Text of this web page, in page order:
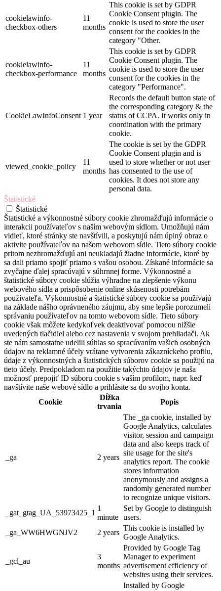
cookielawinfo-
checkbox-others
11
months
This cookie is set by GDPR
Cookie Consent plugin. The
cookie is used to store the user
consent for the cookies in the
category "Other.
cookielawinfo-
checkbox-performance
11
months
This cookie is set by GDPR
Cookie Consent plugin. The
cookie is used to store the user
consent for the cookies in the
category "Performance".
CookieLawInfoConsent 1 year
Records the default button state of
the corresponding category & the
status of CCPA. It works only in
coordination with the primary
cookie.
viewed_cookie_policy
11
months
The cookie is set by the GDPR
Cookie Consent plugin and is
used to store whether or not user
has consented to the use of
cookies. It does not store any
personal data.
Štatistické
Štatistické
Štatistické a výkonnostné súbory cookie zhromažďujú informácie o
interakcii používateľov s naším webovým sídlom. Umožňujú nám
vidieť, ktoré stránky ste navštívili, a poskytujú nám úplný obraz o
aktivite používateľov na našom webovom sídle. Tieto súbory cookie
pritom nezhromažďujú ani neukladajú žiadne informácie, ktoré by
sa dali priamo spojiť priamo s vašou osobou. Získané informácie sa
zvyčajne ďalej spracúvajú v súhrnnej forme. Výkonnostné a
štatistické súbory cookie slúžia výhradne na zlepšenie výkonu
webového sídla a prispôsobenie online skúsenosti potrebám
používateľa. Výkonnostné a štatistické súbory cookie sa používajú
na základe nášho oprávneného záujmu, aby sme lepšie porozumeli
správaniu používateľov na tomto webovom sídle. Tieto súbory
cookie však môžete kedykoľvek deaktivovať pomocou nižšie
uvedených tlačidiel alebo cez nastavenia v svojom prehliadači. Ak
ste nám samostatne udelili súhlas so spracúvaním vašich osobných
údajov na reklamné účely vrátane vytvorenia zákazníckeho profilu,
údaje z výkonnostných a štatistických súborov cookie sa použijú na
tieto účely. Predpokladom na použitie takýchto údajov je naša
možnosť prepojiť ID súboru cookie s vaším profilom, napr. keď
navštívite naše webové sídlo a prihlásite sa do svojho konta.
Cookie
Dĺžka
trvania
Popis
_ga 2 years
The _ga cookie, installed by
Google Analytics, calculates
visitor, session and campaign
data and also keeps track of
site usage for the site's
analytics report. The cookie
stores information
anonymously and assigns a
randomly generated number
to recognize unique visitors.
_gat_gtag_UA_53973425_1
1
minute
Set by Google to distinguish
users.
_ga_WW6HWGNJV2
2 years
This cookie is installed by
Google Analytics.
_gcl_au
3
months
Provided by Google Tag
Manager to experiment
advertisement efficiency of
websites using their services.
Installed by Google